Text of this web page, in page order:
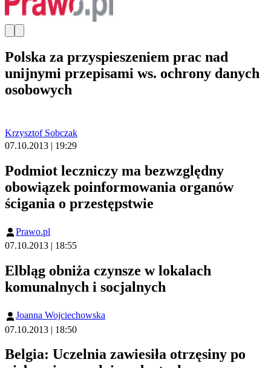
Polska za przyspieszeniem prac nad
unijnymi przepisami ws. ochrony danych
osobowych
Krzysztof Sobczak
07.10.2013 | 19:29
Podmiot leczniczy ma bezwzględny
obowiązek poinformowania organów
ścigania o przestępstwie
Prawo.pl
07.10.2013 | 18:55
Elbląg obniża czynsze w lokalach
komunalnych i socjalnych
Joanna Wojciechowska
07.10.2013 | 18:50
Belgia: Uczelnia zawiesiła otrzęsiny po